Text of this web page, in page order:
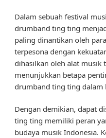
Dalam sebuah festival
drumband ting ting
paling dinantikan oleh
terpesona dengan
dihasilkan oleh alat musik
menunjukkan betapa
drumband ting ting dalam
Dengan demikian, dapat
ting ting memiliki peran
budaya musik Indonesia.